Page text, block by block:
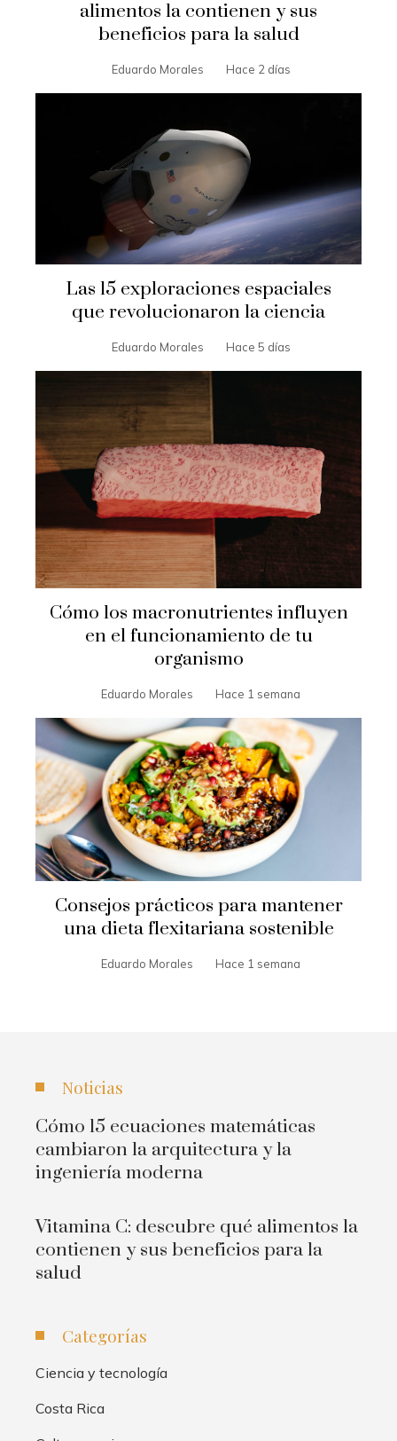
alimentos la contienen y sus
beneficios para la salud
Eduardo Morales Hace 2 días
Las 15 exploraciones espaciales
que revolucionaron la ciencia
Eduardo Morales Hace 5 días
Cómo los macronutrientes influyen
en el funcionamiento de tu
organismo
Eduardo Morales Hace 1 semana
Consejos prácticos para mantener
una dieta flexitariana sostenible
Eduardo Morales Hace 1 semana
Noticias
Cómo 15 ecuaciones matemáticas
cambiaron la arquitectura y la
ingeniería moderna
Vitamina C: descubre qué alimentos la
contienen y sus beneficios para la
salud
Categorías
Ciencia y tecnología
Costa Rica